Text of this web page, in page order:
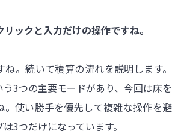
ックと入力だけの操作ですね。
ね。続いて積算の流れを説明します。
3つの主要モードがあり、今回は床を
。使い勝手を優先して複雑な操作を避
3つだけになっています。